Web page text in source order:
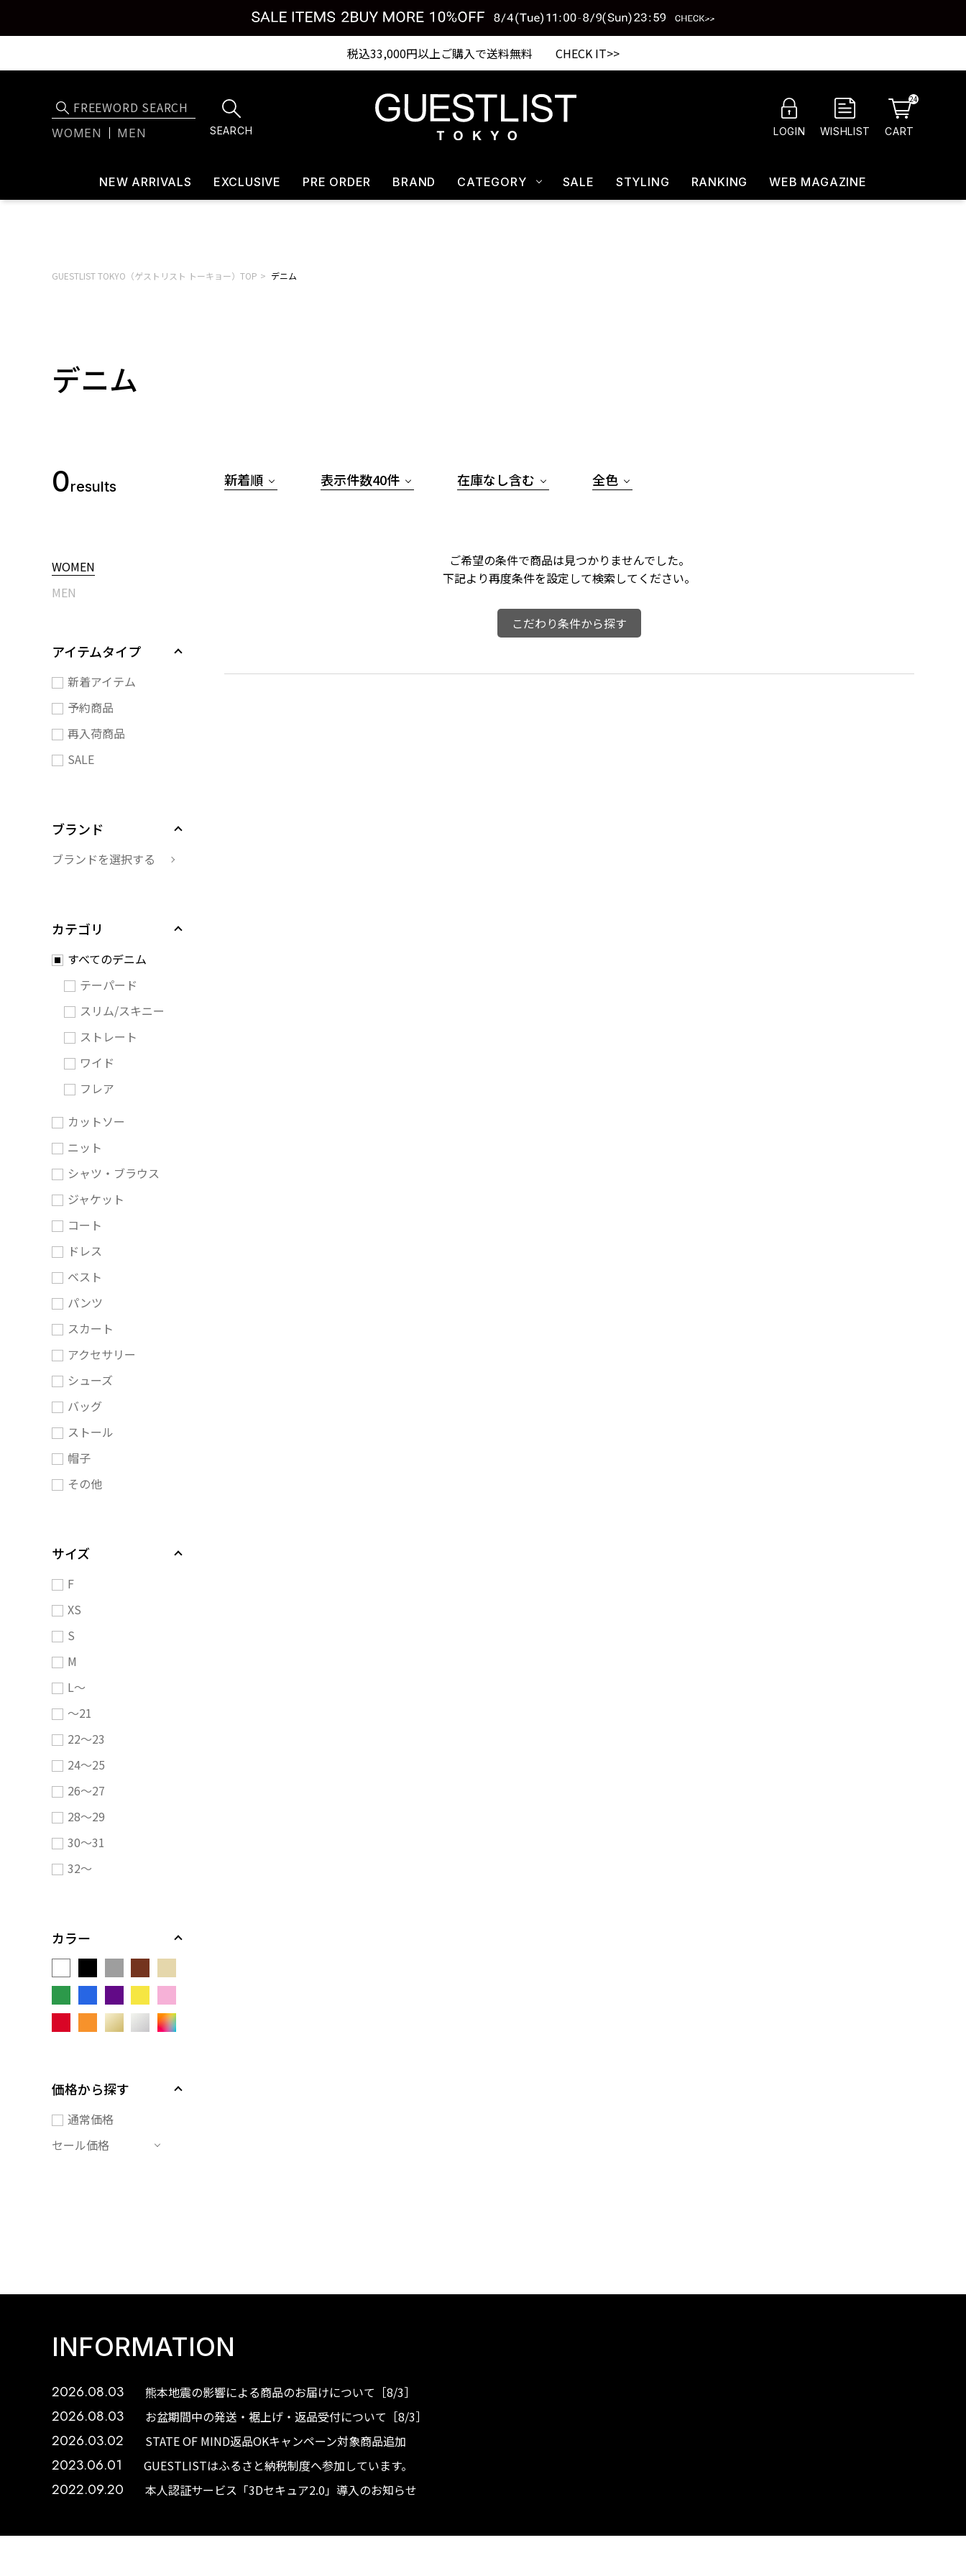
税込33,000円以上ご購入で送料無料 CHECK IT>>
WOMEN MEN SEARCH LOGIN WISHLIST CART
24
NEW ARRIVALS EXCLUSIVE PRE ORDER BRAND CATEGORY SALE STYLING RANKING WEB MAGAZINE
GUESTLIST TOKYO（ゲストリスト トーキョー）TOP デニム
デニム
0results
WOMEN
MEN
アイテムタイプ
新着アイテム
予約商品
再入荷商品
SALE
ブランド
ブランドを選択する
カテゴリ
すべてのデニム
テーパード
スリム/スキニー
ストレート
ワイド
フレア
カットソー
ニット
シャツ・ブラウス
ジャケット
コート
ドレス
ベスト
パンツ
スカート
アクセサリー
シューズ
バッグ
ストール
帽子
その他
サイズ
F
XS
S
M
L～
～21
22～23
24～25
26～27
28～29
30～31
32～
カラー
価格から探す
通常価格
セール価格
新着順 表示件数40件 在庫なし含む 全色
ご希望の条件で商品は見つかりませんでした。
下記より再度条件を設定して検索してください。
こだわり条件から探す
INFORMATION
2026.08.03 熊本地震の影響による商品のお届けについて［8/3］
2026.08.03 お盆期間中の発送・裾上げ・返品受付について［8/3］
2026.03.02 STATE OF MIND返品OKキャンペーン対象商品追加
2023.06.01 GUESTLISTはふるさと納税制度へ参加しています。
2022.09.20 本人認証サービス「3Dセキュア2.0」導入のお知らせ